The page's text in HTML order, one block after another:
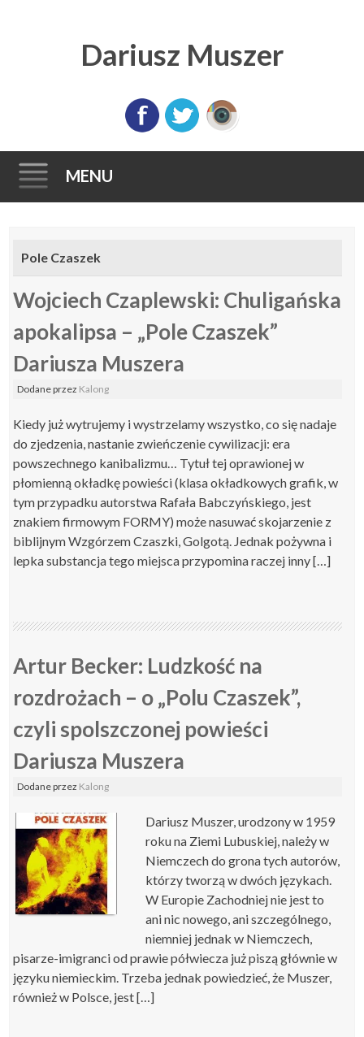
Dariusz Muszer
MENU
content
Pole Czaszek
Wojciech Czaplewski: Chuligańska
apokalipsa – „Pole Czaszek”
Dariusza Muszera
Dodaneprzez Kalong
Kiedy już wytrujemy i wystrzelamy wszystko, co się nadaje
do zjedzenia, nastanie zwieńczenie cywilizacji: era
powszechnego kanibalizmu… Tytuł tej oprawionej w
płomienną okładkę powieści (klasa okładkowych grafik, w
tym przypadku autorstwa Rafała Babczyńskiego, jest
znakiem firmowym FORMY) może nasuwać skojarzenie z
biblijnym Wzgórzem Czaszki, Golgotą. Jednak pożywna i
lepka substancja tego miejsca przypomina raczej inny […]
Artur Becker: Ludzkość na
rozdrożach – o „Polu Czaszek”,
czyli spolszczonej powieści
Dariusza Muszera
Dodaneprzez Kalong
Dariusz Muszer, urodzony w 1959
roku na Ziemi Lubuskiej, należy w
Niemczech do grona tych autorów,
którzy tworzą w dwóch językach.
W Europie Zachodniej nie jest to
ani nic nowego, ani szczególnego,
niemniej jednak w Niemczech,
pisarze-imigranci od prawie półwiecza już piszą głównie w
języku niemieckim. Trzeba jednak powiedzieć, że Muszer,
również w Polsce, jest […]